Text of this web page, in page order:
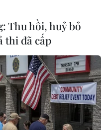
Thu hồi, huỷ bỏ
thi đã cấp